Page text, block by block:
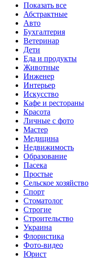
Показать все
Абстрактные
Авто
Бухгалтерия
Ветеринар
Дети
Еда и продукты
Животные
Инженер
Интерьер
Искусство
Кафе и рестораны
Красота
Личные с фото
Мастер
Медицина
Недвижимость
Образование
Пасека
Простые
Сельское хозяйство
Спорт
Стоматолог
Строгие
Строительство
Украина
Флористика
Фото-видео
Юрист